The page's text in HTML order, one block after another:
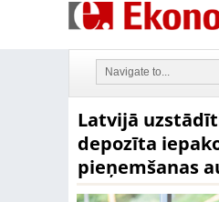
Latvijā
depozīta
pieņemšanas